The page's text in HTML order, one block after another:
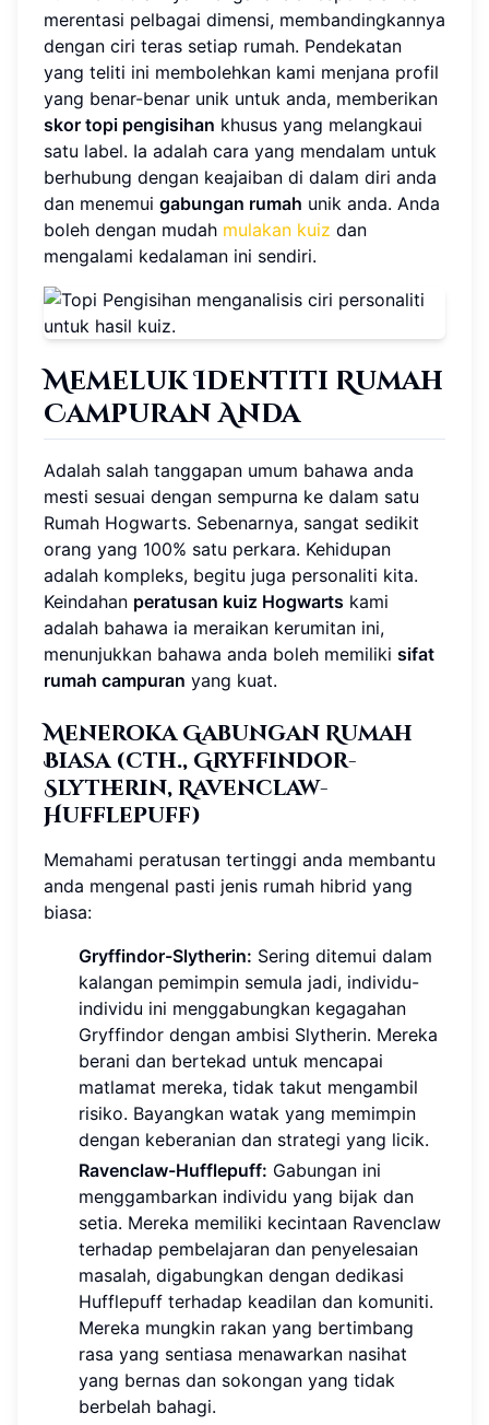
merentasi pelbagai dimensi, membandingkannya
dengan ciri teras setiap rumah. Pendekatan
yang teliti ini membolehkan kami menjana profil
yang benar-benar unik untuk anda, memberikan
skor topi pengisihan khusus yang melangkaui
satu label. Ia adalah cara yang mendalam untuk
berhubung dengan keajaiban di dalam diri anda
dan menemui gabungan rumah unik anda. Anda
boleh dengan mudah mulakan kuiz dan
mengalami kedalaman ini sendiri.
Memeluk Identiti Rumah
Campuran Anda
Adalah salah tanggapan umum bahawa anda
mesti sesuai dengan sempurna ke dalam satu
Rumah Hogwarts. Sebenarnya, sangat sedikit
orang yang 100% satu perkara. Kehidupan
adalah kompleks, begitu juga personaliti kita.
Keindahan peratusan kuiz Hogwarts kami
adalah bahawa ia meraikan kerumitan ini,
menunjukkan bahawa anda boleh memiliki sifat
rumah campuran yang kuat.
Meneroka Gabungan Rumah
Biasa (cth., Gryffindor-
Slytherin, Ravenclaw-
Hufflepuff)
Memahami peratusan tertinggi anda membantu
anda mengenal pasti jenis rumah hibrid yang
biasa:
Gryffindor-Slytherin: Sering ditemui dalam
kalangan pemimpin semula jadi, individu-
individu ini menggabungkan kegagahan
Gryffindor dengan ambisi Slytherin. Mereka
berani dan bertekad untuk mencapai
matlamat mereka, tidak takut mengambil
risiko. Bayangkan watak yang memimpin
dengan keberanian dan strategi yang licik.
Ravenclaw-Hufflepuff: Gabungan ini
menggambarkan individu yang bijak dan
setia. Mereka memiliki kecintaan Ravenclaw
terhadap pembelajaran dan penyelesaian
masalah, digabungkan dengan dedikasi
Hufflepuff terhadap keadilan dan komuniti.
Mereka mungkin rakan yang bertimbang
rasa yang sentiasa menawarkan nasihat
yang bernas dan sokongan yang tidak
berbelah bahagi.